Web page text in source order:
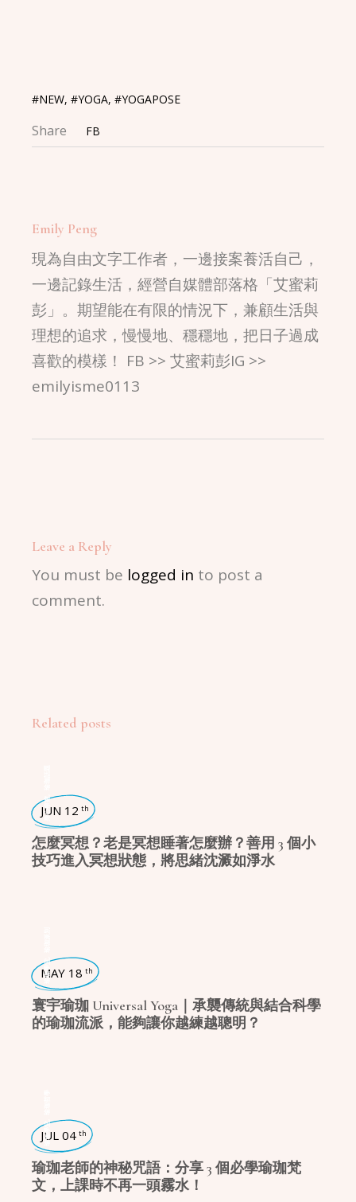
#NEW,#YOGA,#YOGAPOSE
Share FB
Emily Peng
現為自由文字工作者，一邊接案養活自己，
一邊記錄生活，經營自媒體部落格「艾蜜莉
彭」。期望能在有限的情況下，兼顧生活與
理想的追求，慢慢地、穩穩地，把日子過成
喜歡的模樣！ FB >> 艾蜜莉彭IG >>
emilyisme0113
Leave a Reply
You must be logged in to post a
comment.
Related posts
身心療癒
JUN 12 th
怎麼冥想？老是冥想睡著怎麼辦？善用 3 個小
技巧進入冥想狀態，將思緒沈澱如淨水
瑜珈學堂
MAY 18 th
寰宇瑜珈 Universal Yoga｜承襲傳統與結合科學
的瑜珈流派，能夠讓你越練越聰明？
瑜珈學堂
JUL 04 th
瑜珈老師的神秘咒語：分享 3 個必學瑜珈梵
文，上課時不再一頭霧水！